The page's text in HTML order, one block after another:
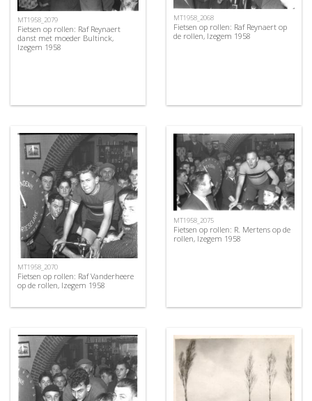
MT1958_2079
Fietsen op rollen: Raf Reynaert
danst met moeder Bultinck,
Izegem 1958
MT1958_2068
Fietsen op rollen: Raf Reynaert op
de rollen, Izegem 1958
MT1958_2070
Fietsen op rollen: Raf Vanderheere
op de rollen, Izegem 1958
MT1958_2075
Fietsen op rollen: R. Mertens op de
rollen, Izegem 1958